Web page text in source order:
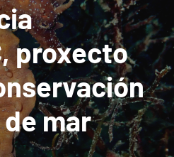
proxecto
mar